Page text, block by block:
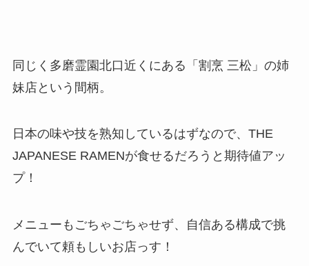
同じく多磨霊園北口近くにある「割烹 三松」の姉
妹店という間柄。
日本の味や技を熟知しているはずなので、THE
JAPANESE RAMENが食せるだろうと期待値アッ
プ！
メニューもごちゃごちゃせず、自信ある構成で挑
んでいて頼もしいお店っす！